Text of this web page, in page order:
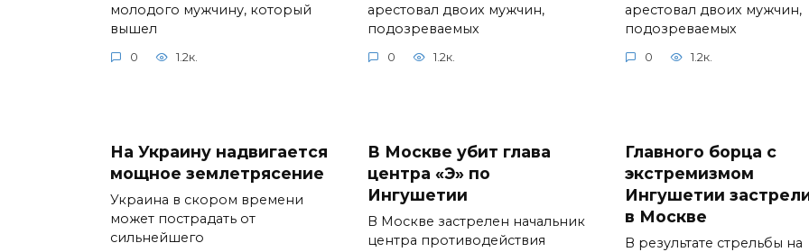
молодого мужчину, который
вышел
0 1.2к.
арестовал двоих мужчин,
подозреваемых
0 1.2к.
арестовал двоих мужчин,
подозреваемых
0 1.2к.
На Украину надвигается
мощное землетрясение
Украина в скором времени
может пострадать от
сильнейшего
В Москве убит глава
центра «Э» по
Ингушетии
В Москве застрелен начальник
центра противодействия
Главного борца с
экстремизмом
Ингушетии
в Москве
В результате стрельбы на